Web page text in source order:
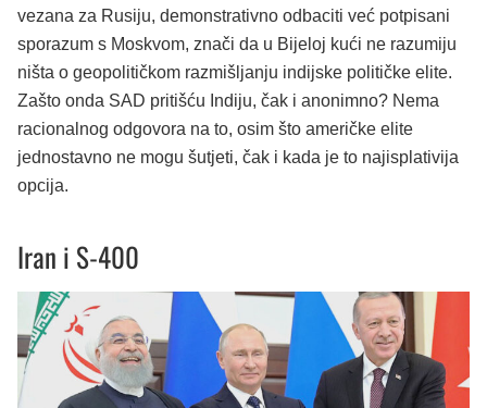
vezana za Rusiju, demonstrativno odbaciti već potpisani
sporazum s Moskvom, znači da u Bijeloj kući ne razumiju
ništa o geopolitičkom razmišljanju indijske političke elite.
Zašto onda SAD pritišću Indiju, čak i anonimno? Nema
racionalnog odgovora na to, osim što američke elite
jednostavno ne mogu šutjeti, čak i kada je to najisplativija
opcija.
Iran i S-400